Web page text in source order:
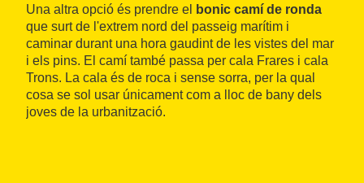
Una altra opció és prendre el
bonic camí de ronda
que surt de l'extrem nord del passeig marítim i
caminar durant una hora gaudint de les vistes del mar
i els pins. El camí també passa per cala Frares i cala
Trons. La cala és de roca i sense sorra, per la qual
cosa se sol usar únicament com a lloc de bany dels
joves de la urbanització.